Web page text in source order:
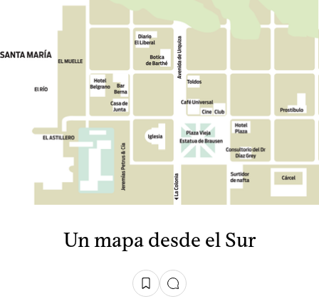
Un mapa desde el Sur